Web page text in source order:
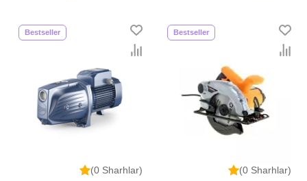
(0 Sharhlar)
Bestseller
(0 Sharhlar)
Bestseller